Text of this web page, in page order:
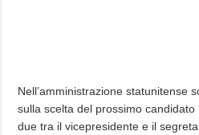
Nell’amministrazione statunitense
sulla scelta del prossimo
due tra il vicepresidente e il